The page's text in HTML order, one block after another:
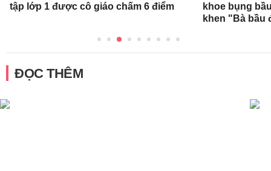
tập lớp 1 được cô giáo chấm 6 điểm
khoe bụng
khen "Bà bầu
ĐỌC THÊM